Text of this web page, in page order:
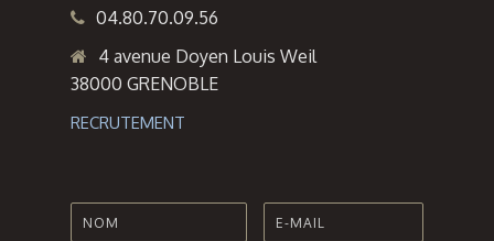
04.80.70.09.56
4 avenue Doyen Louis Weil
38000 GRENOBLE
RECRUTEMENT